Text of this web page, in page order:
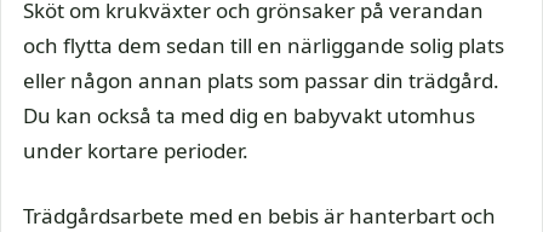
Sköt om krukväxter och grönsaker på verandan
och flytta dem sedan till en närliggande solig plats
eller någon annan plats som passar din trädgård.
Du kan också ta med dig en babyvakt utomhus
under kortare perioder.
Trädgårdsarbete med en bebis är hanterbart och